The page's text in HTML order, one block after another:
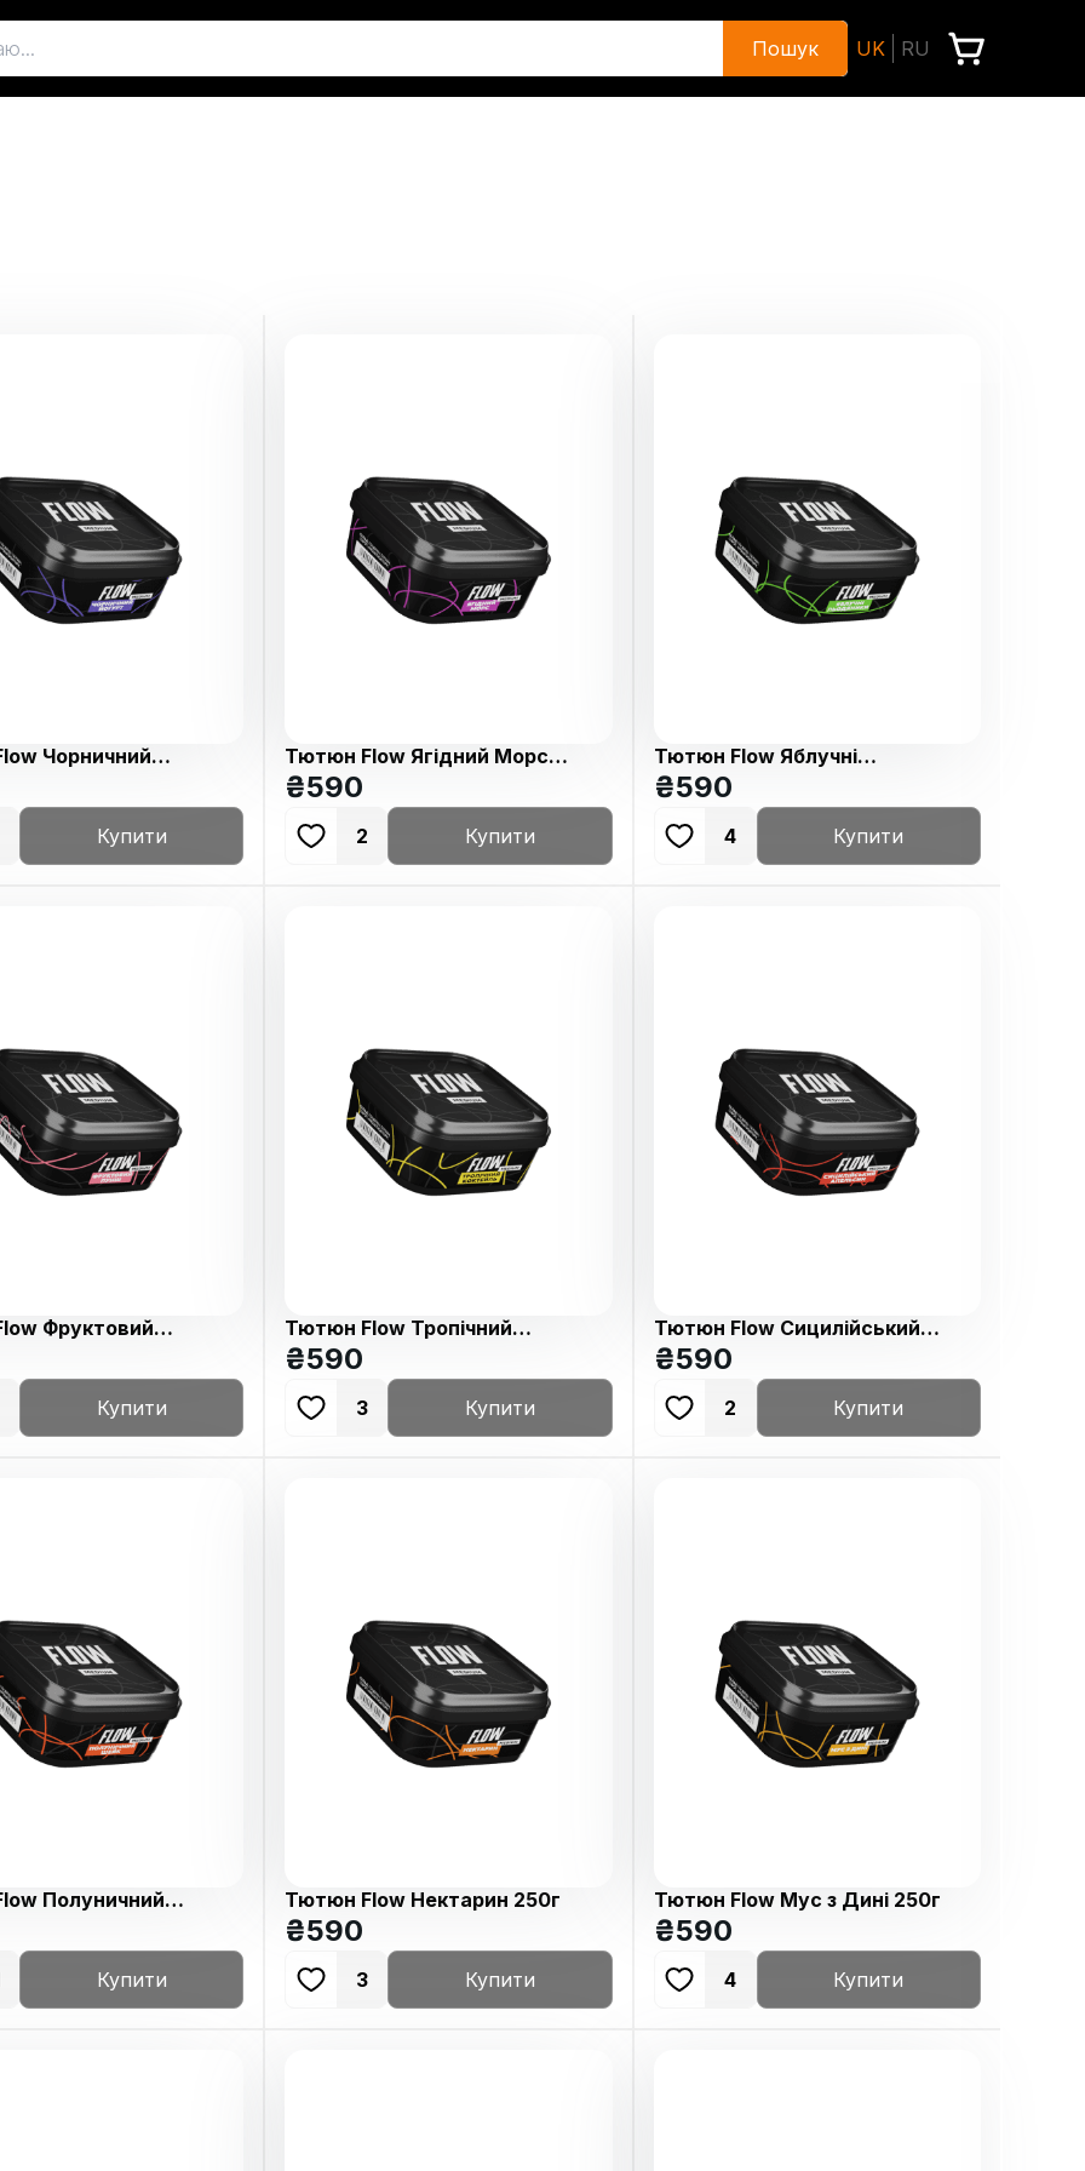
Пошук UK RU
Чорничний
Купити
Тютюн Flow Ягідний Морс
250г
₴590
2 Купити
Тютюн Flow Яблучні
Льодяники 250г
₴590
4 Купити
Фруктовий
Купити
Тютюн Flow Тропічний
Коктейль 250г
₴590
3 Купити
Тютюн Flow Сицилійський
Апельсин 250г
₴590
2 Купити
Полуничний
Купити
Тютюн Flow Нектарин 250г
₴590
3 Купити
Тютюн Flow Мус з Дині 250г
₴590
4 Купити